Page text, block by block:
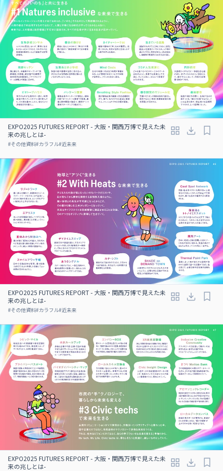
EXPO2025 FUTURES REPORT - 大阪・関西万博で見えた未
来の兆しとは-
#その他資料#カラフル#近未来
EXPO2025 FUTURES REPORT - 大阪・関西万博で見えた未
来の兆しとは-
#その他資料#カラフル#近未来
EXPO2025 FUTURES REPORT - 大阪・関西万博で見えた未
来の兆しとは-